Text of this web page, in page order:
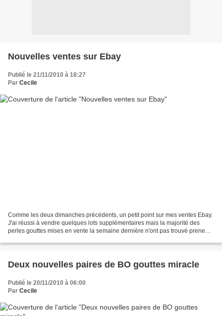
Nouvelles ventes sur Ebay
Publié le 21/11/2010 à 18:27
Par Cecile
Comme les deux dimanches précédents, un petit point sur mes ventes Ebay.
J'ai réussi à vendre quelques lots supplémentaires mais la majorité des
perles gouttes mises en vente la semaine dernière n'ont pas trouvé preneur.
Deux nouvelles paires de BO gouttes miracle
Publié le 20/11/2010 à 06:00
Par Cecile